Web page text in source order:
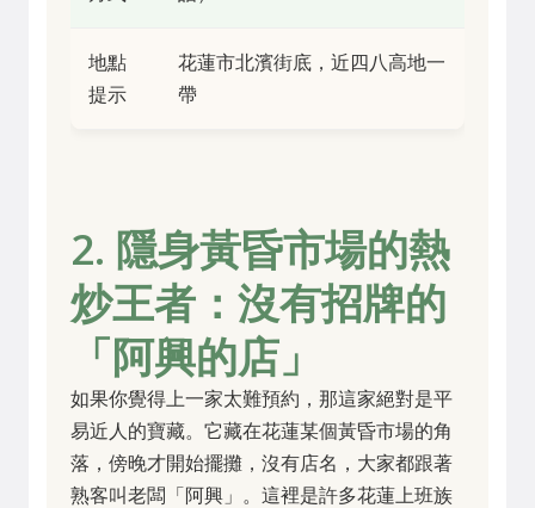
地點
提示
花蓮市北濱街底，近四八高地一
帶
2. 隱身黃昏市場的熱
炒王者：沒有招牌的
「阿興的店」
如果你覺得上一家太難預約，那這家絕對是平
易近人的寶藏。它藏在花蓮某個黃昏市場的角
落，傍晚才開始擺攤，沒有店名，大家都跟著
熟客叫老闆「阿興」。這裡是許多花蓮上班族